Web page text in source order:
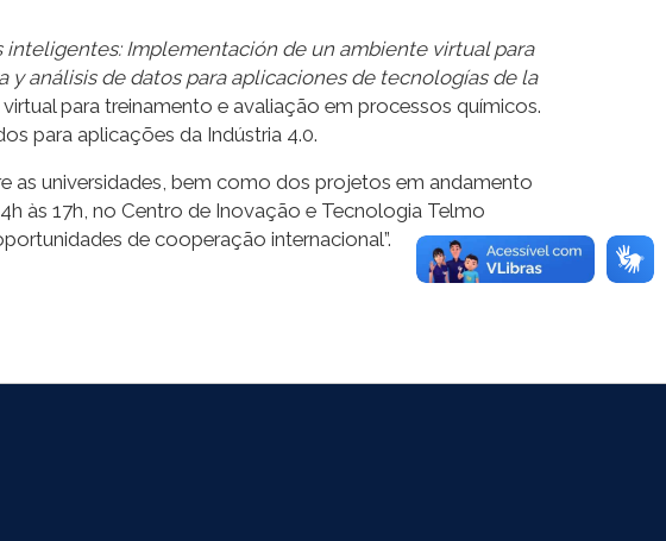
inteligentes: Implementación de un ambiente virtual para
análisis de datos para aplicaciones de tecnologías de la
para treinamento e avaliação em processos químicos.
para aplicações da Indústria 4.0.
as universidades, bem como dos projetos em andamento
às 17h, no Centro de Inovação e Tecnologia Telmo
de cooperação internacional”.